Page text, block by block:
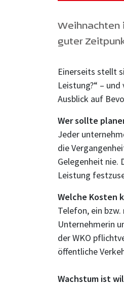
Weihnachten
guter
Einerseits stellt
Leistung?“ –
Ausblick auf
Wer sollte
Jeder
die
Gelegenheit nie.
Leistung
Welche Kosten
Telefon, ein
Unternehmerin
der WKO
öffentliche
Wachstum ist